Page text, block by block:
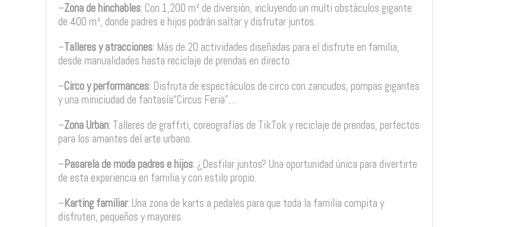
–Zona de hinchables: Con 1,200 m² de diversión, incluyendo un multi obstáculos gigante
de 400 m², donde padres e hijos podrán saltar y disfrutar juntos.
–Talleres y atracciones: Más de 20 actividades diseñadas para el disfrute en familia,
desde manualidades hasta reciclaje de prendas en directo.
–Circo y performances: Disfruta de espectáculos de circo con zancudos, pompas gigantes
y una miniciudad de fantasía“Circus Feria”…
–Zona Urban: Talleres de graffiti, coreografías de TikTok y reciclaje de prendas, perfectos
para los amantes del arte urbano.
–Pasarela de moda padres e hijos: ¿Desfilar juntos? Una oportunidad única para divertirte
de esta experiencia en familia y con estilo propio.
–Karting familiar: Una zona de karts a pedales para que toda la familia compita y
disfruten, pequeños y mayores.